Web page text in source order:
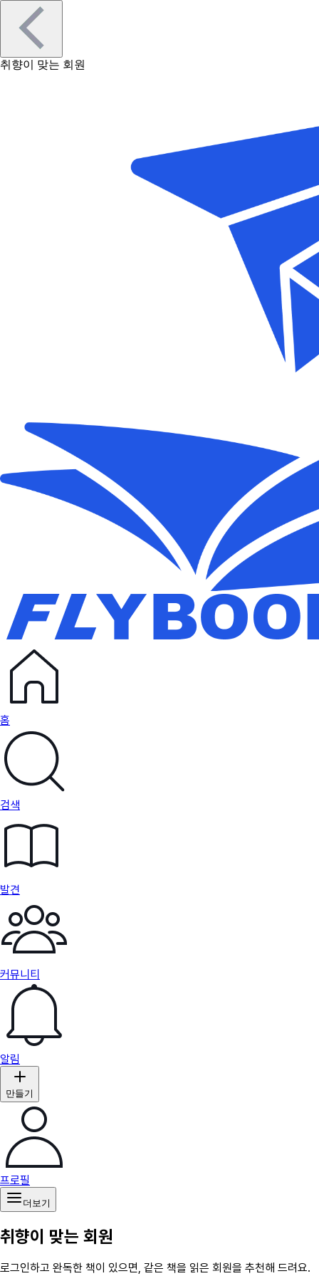
취향이 맞는 회원
홈
검색
발견
커뮤니티
알림
만들기
프로필
더보기
취향이 맞는 회원
로그인하고 완독한 책이 있으면, 같은 책을 읽은 회원을 추천해 드려요.